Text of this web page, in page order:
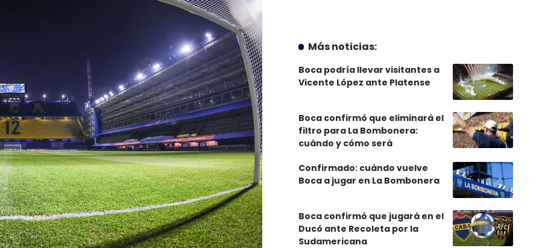
Más noticias:
Boca podría llevar visitantes a
Vicente López ante Platense
Boca confirmó que eliminará el
filtro para La Bombonera:
cuándo y cómo será
Confirmado: cuándo vuelve
Boca a jugar en La Bombonera
Boca confirmó que jugará en el
Ducó ante Recoleta por la
Sudamericana